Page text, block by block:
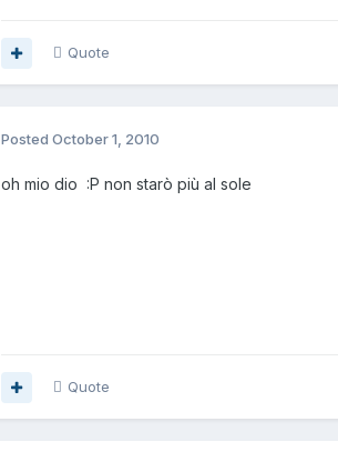
Quote
Posted October 1, 2010
oh mio dio :P non starò più al sole
Quote